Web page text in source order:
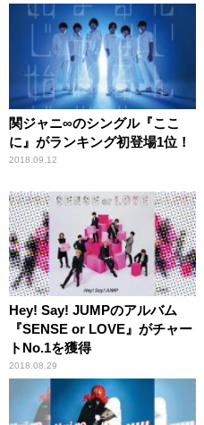
関ジャニ∞のシングル『ここ
に』がランキング初登場1位！
2018.09.12
Hey! Say! JUMPのアルバム
『SENSE or LOVE』がチャー
トNo.1を獲得
2018.08.29